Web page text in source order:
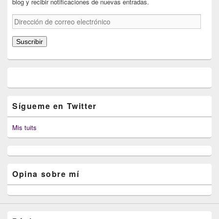
Dirección
de
correo
electrónico
Suscribir
Sígueme en Twitter
Mis tuits
Opina sobre mí